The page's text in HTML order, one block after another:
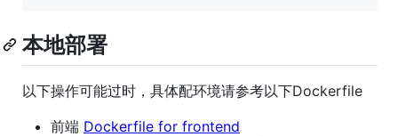
本地部署
以下操作可能过时，具体配环境请参考以下Dockerfile
前端 Dockerfile for frontend